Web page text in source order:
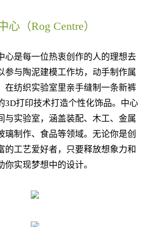
心（Rog Centre）
是每一位热衷创作的人的理想去
参与陶泥建模工作坊，动手制作属
在纺织实验室里亲手缝制一条新裤
3D打印技术打造个性化饰品。中心
与实验室，涵盖装配、木工、金属
璃制作、食品等领域。无论你是创
的工艺爱好者，只要释放想象力和
实现梦想中的设计。